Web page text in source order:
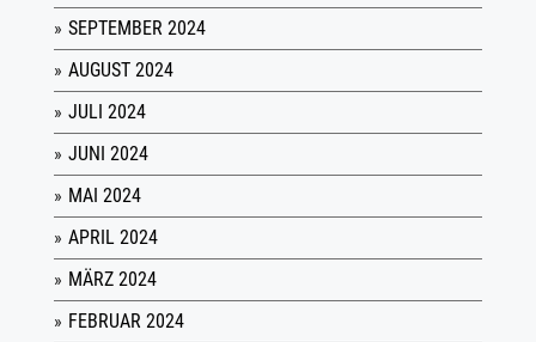
SEPTEMBER 2024
AUGUST 2024
JULI 2024
JUNI 2024
MAI 2024
APRIL 2024
MÄRZ 2024
FEBRUAR 2024